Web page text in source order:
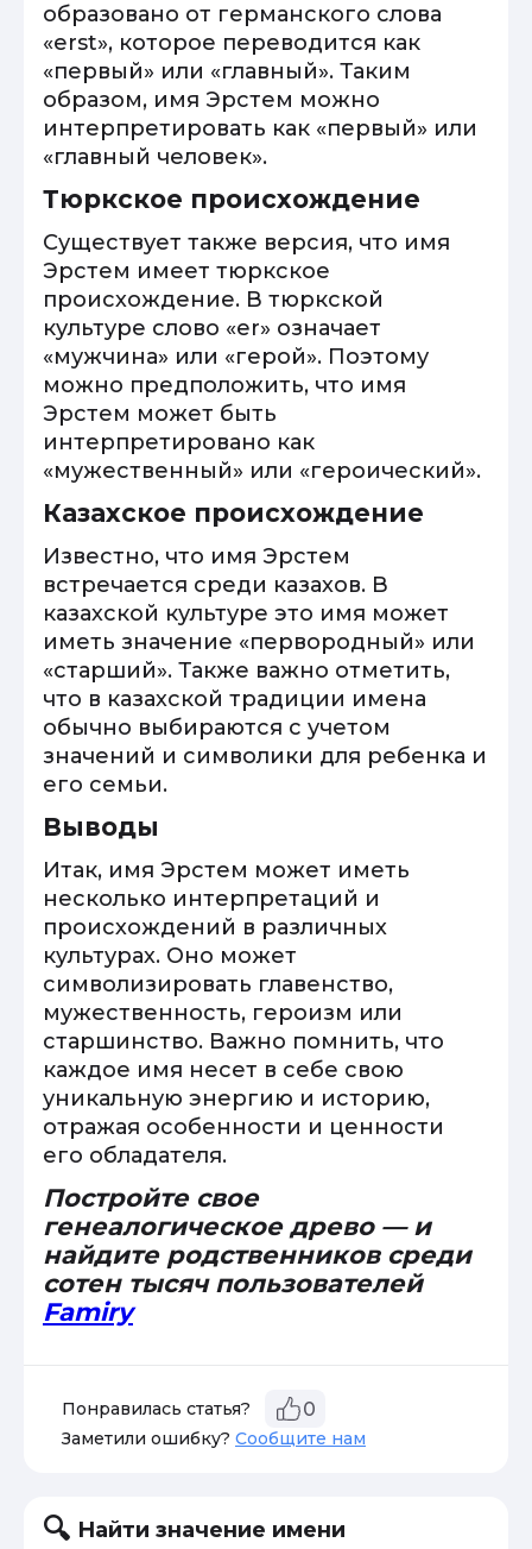
образовано от германского слова
«erst», которое переводится как
«первый» или «главный». Таким
образом, имя Эрстем можно
интерпретировать как «первый» или
«главный человек».
Тюркское происхождение
Существует также версия, что имя
Эрстем имеет тюркское
происхождение. В тюркской
культуре слово «er» означает
«мужчина» или «герой». Поэтому
можно предположить, что имя
Эрстем может быть
интерпретировано как
«мужественный» или «героический».
Казахское происхождение
Известно, что имя Эрстем
встречается среди казахов. В
казахской культуре это имя может
иметь значение «первородный» или
«старший». Также важно отметить,
что в казахской традиции имена
обычно выбираются с учетом
значений и символики для ребенка и
его семьи.
Выводы
Итак, имя Эрстем может иметь
несколько интерпретаций и
происхождений в различных
культурах. Оно может
символизировать главенство,
мужественность, героизм или
старшинство. Важно помнить, что
каждое имя несет в себе свою
уникальную энергию и историю,
отражая особенности и ценности
его обладателя.
Постройте свое
генеалогическое древо — и
найдите родственников среди
сотен тысяч пользователей
Famiry
Понравилась статья? 0
Заметили ошибку? Сообщите нам
Найти значение имени